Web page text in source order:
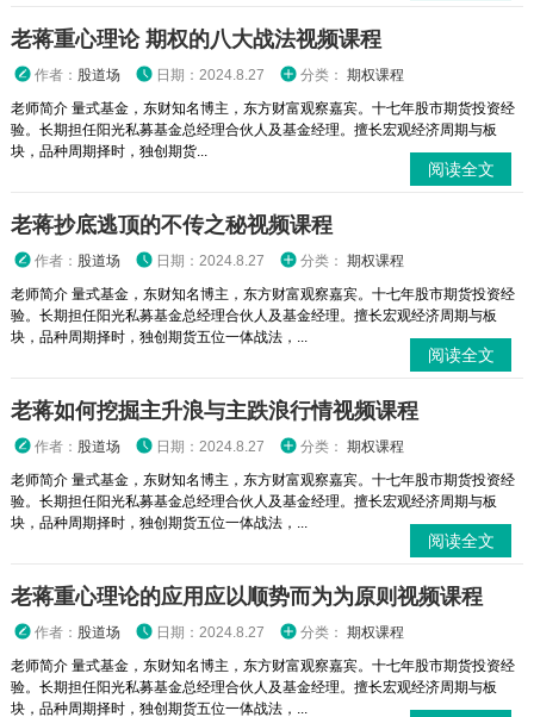
老蒋重心理论 期权的八大战法视频课程
作者： 股道场 日期：2024.8.27 分类： 期权课程
老师简介 量式基金，东财知名博主，东方财富观察嘉宾。十七年股市期货投资经
验。长期担任阳光私募基金总经理合伙人及基金经理。擅长宏观经济周期与板
块，品种周期择时，独创期货...
阅读全文
老蒋抄底逃顶的不传之秘视频课程
作者： 股道场 日期：2024.8.27 分类： 期权课程
老师简介 量式基金，东财知名博主，东方财富观察嘉宾。十七年股市期货投资经
验。长期担任阳光私募基金总经理合伙人及基金经理。擅长宏观经济周期与板
块，品种周期择时，独创期货五位一体战法，...
阅读全文
老蒋如何挖掘主升浪与主跌浪行情视频课程
作者： 股道场 日期：2024.8.27 分类： 期权课程
老师简介 量式基金，东财知名博主，东方财富观察嘉宾。十七年股市期货投资经
验。长期担任阳光私募基金总经理合伙人及基金经理。擅长宏观经济周期与板
块，品种周期择时，独创期货五位一体战法，...
阅读全文
老蒋重心理论的应用应以顺势而为为原则视频课程
作者： 股道场 日期：2024.8.27 分类： 期权课程
老师简介 量式基金，东财知名博主，东方财富观察嘉宾。十七年股市期货投资经
验。长期担任阳光私募基金总经理合伙人及基金经理。擅长宏观经济周期与板
块，品种周期择时，独创期货五位一体战法，...